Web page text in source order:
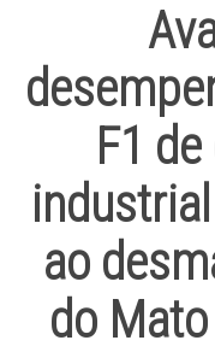
F1
ao
do